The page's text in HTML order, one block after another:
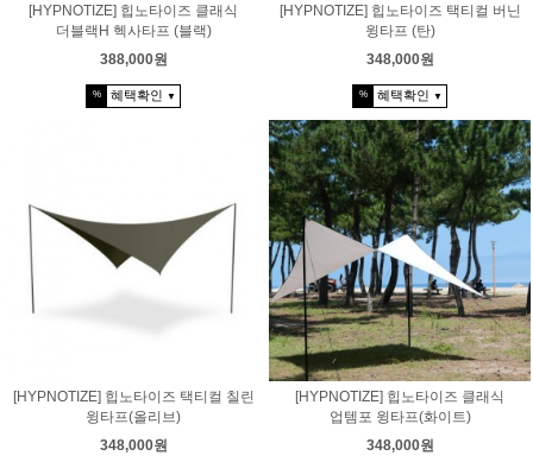
[HYPNOTIZE] 힙노타이즈 클래식
더블랙H 헥사타프 (블랙)
388,000원
% 혜택확인 ▼
[HYPNOTIZE] 힙노타이즈 택티컬 버닌
윙타프 (탄)
348,000원
% 혜택확인 ▼
[HYPNOTIZE] 힙노타이즈 택티컬 칠린
윙타프(올리브)
348,000원
[HYPNOTIZE] 힙노타이즈 클래식
업템포 윙타프(화이트)
348,000원